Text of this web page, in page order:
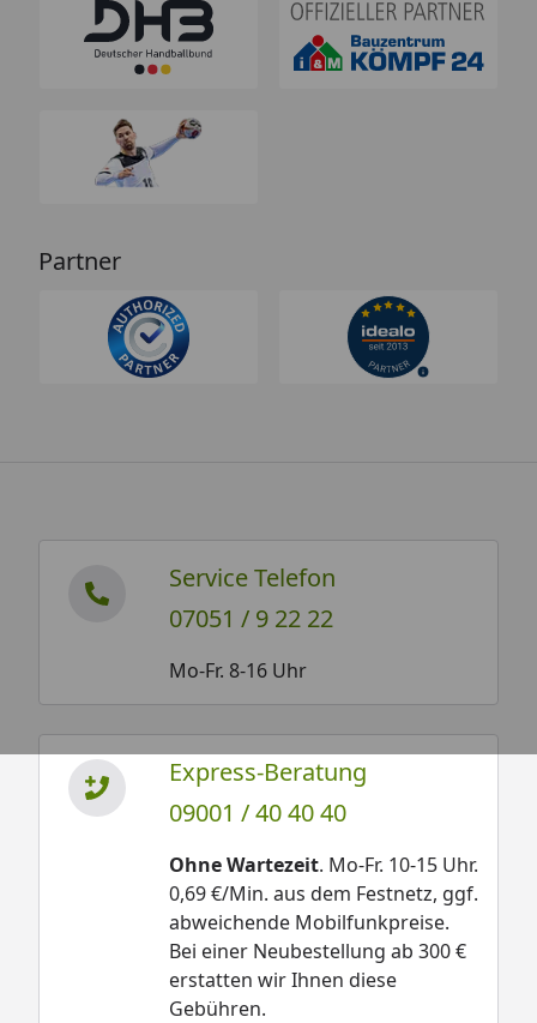
Partner
Service Telefon
07051 / 9 22 22
Mo-Fr. 8-16 Uhr
Express-Beratung
09001 / 40 40 40
Ohne Wartezeit. Mo-Fr. 10-15 Uhr.
0,69 €/Min. aus dem Festnetz, ggf.
abweichende Mobilfunkpreise.
Bei einer Neubestellung ab 300 €
erstatten wir Ihnen diese
Gebühren.